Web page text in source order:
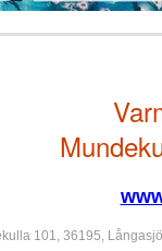
101, 36195,